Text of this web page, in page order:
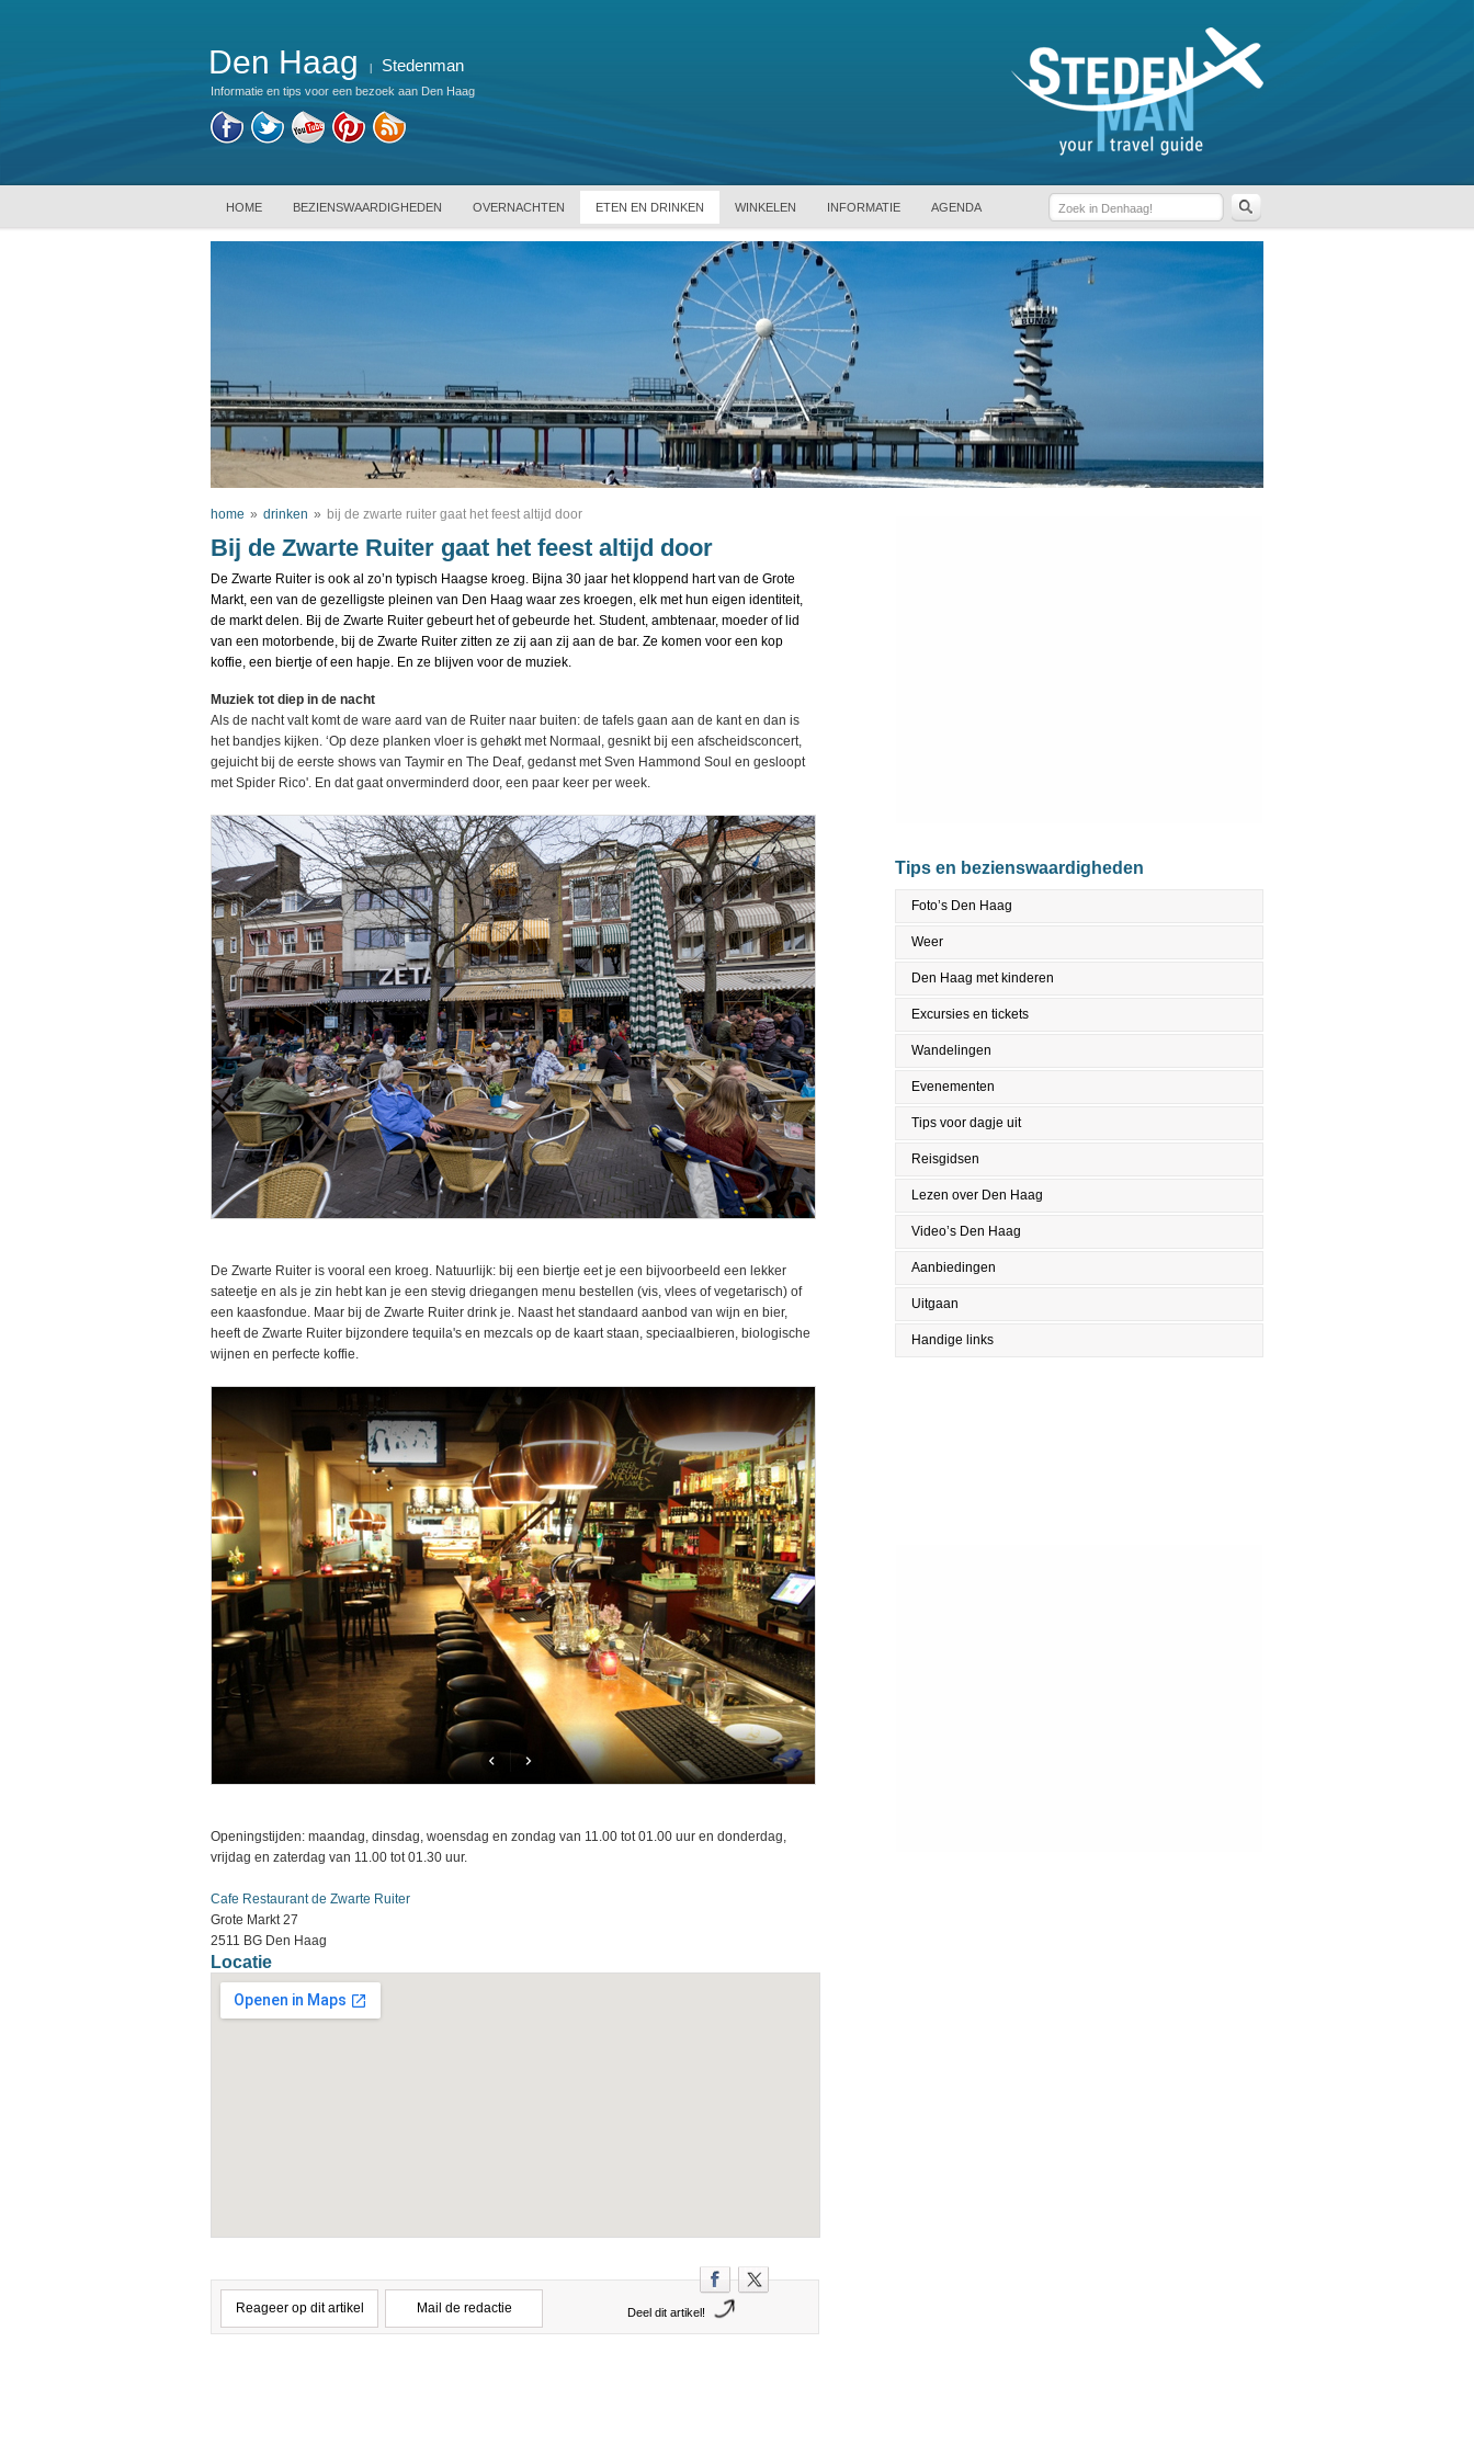
Den Haag Stedenman
Informatie en tips voor een bezoek aan Den Haag
HOME BEZIENSWAARDIGHEDEN OVERNACHTEN ETEN EN DRINKEN WINKELEN INFORMATIE AGENDA
home » drinken » bij de zwarte ruiter gaat het feest altijd door
Bij de Zwarte Ruiter gaat het feest altijd door
De Zwarte Ruiter is ook al zo’n typisch Haagse kroeg. Bijna 30 jaar het kloppend hart van de Grote
Markt, een van de gezelligste pleinen van Den Haag waar zes kroegen, elk met hun eigen identiteit,
de markt delen. Bij de Zwarte Ruiter gebeurt het of gebeurde het. Student, ambtenaar, moeder of lid
van een motorbende, bij de Zwarte Ruiter zitten ze zij aan zij aan de bar. Ze komen voor een kop
koffie, een biertje of een hapje. En ze blijven voor de muziek.
Muziek tot diep in de nacht
Als de nacht valt komt de ware aard van de Ruiter naar buiten: de tafels gaan aan de kant en dan is
het bandjes kijken. ‘Op deze planken vloer is gehøkt met Normaal, gesnikt bij een afscheidsconcert,
gejuicht bij de eerste shows van Taymir en The Deaf, gedanst met Sven Hammond Soul en gesloopt
met Spider Rico'. En dat gaat onverminderd door, een paar keer per week.
De Zwarte Ruiter is vooral een kroeg. Natuurlijk: bij een biertje eet je een bijvoorbeeld een lekker
sateetje en als je zin hebt kan je een stevig driegangen menu bestellen (vis, vlees of vegetarisch) of
een kaasfondue. Maar bij de Zwarte Ruiter drink je. Naast het standaard aanbod van wijn en bier,
heeft de Zwarte Ruiter bijzondere tequila's en mezcals op de kaart staan, speciaalbieren, biologische
wijnen en perfecte koffie.
Openingstijden: maandag, dinsdag, woensdag en zondag van 11.00 tot 01.00 uur en donderdag,
vrijdag en zaterdag van 11.00 tot 01.30 uur.
Cafe Restaurant de Zwarte Ruiter
Grote Markt 27
2511 BG Den Haag
Locatie
Reageer op dit artikel Mail de redactie Deel dit artikel!
Tips en bezienswaardigheden
Foto’s Den Haag
Weer
Den Haag met kinderen
Excursies en tickets
Wandelingen
Evenementen
Tips voor dagje uit
Reisgidsen
Lezen over Den Haag
Video’s Den Haag
Aanbiedingen
Uitgaan
Handige links